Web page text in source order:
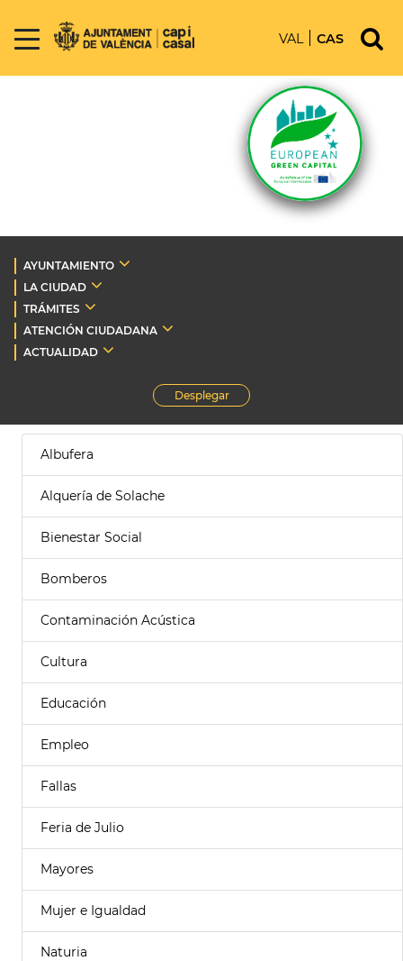
VAL CAS
AYUNTAMIENTO
LA CIUDAD
TRÁMITES
ATENCIÓN CIUDADANA
ACTUALIDAD
Desplegar
Albufera
Alquería de Solache
Bienestar Social
Bomberos
Contaminación Acústica
Cultura
Educación
Empleo
Fallas
Feria de Julio
Mayores
Mujer e Igualdad
Naturia